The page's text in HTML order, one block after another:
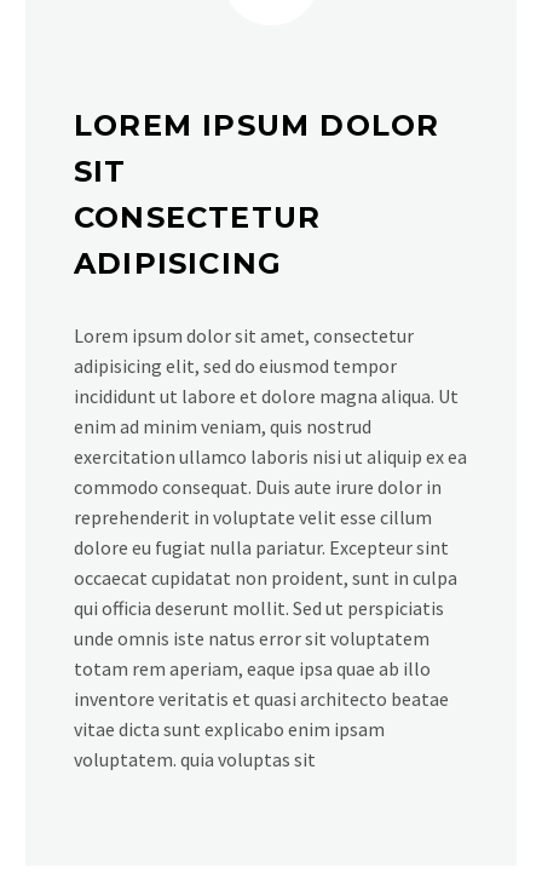
LOREM IPSUM DOLOR
SIT
CONSECTETUR
ADIPISICING
Lorem ipsum dolor sit amet, consectetur
adipisicing elit, sed do eiusmod tempor
incididunt ut labore et dolore magna aliqua. Ut
enim ad minim veniam, quis nostrud
exercitation ullamco laboris nisi ut aliquip ex ea
commodo consequat. Duis aute irure dolor in
reprehenderit in voluptate velit esse cillum
dolore eu fugiat nulla pariatur. Excepteur sint
occaecat cupidatat non proident, sunt in culpa
qui officia deserunt mollit. Sed ut perspiciatis
unde omnis iste natus error sit voluptatem
totam rem aperiam, eaque ipsa quae ab illo
inventore veritatis et quasi architecto beatae
vitae dicta sunt explicabo enim ipsam
voluptatem. quia voluptas sit